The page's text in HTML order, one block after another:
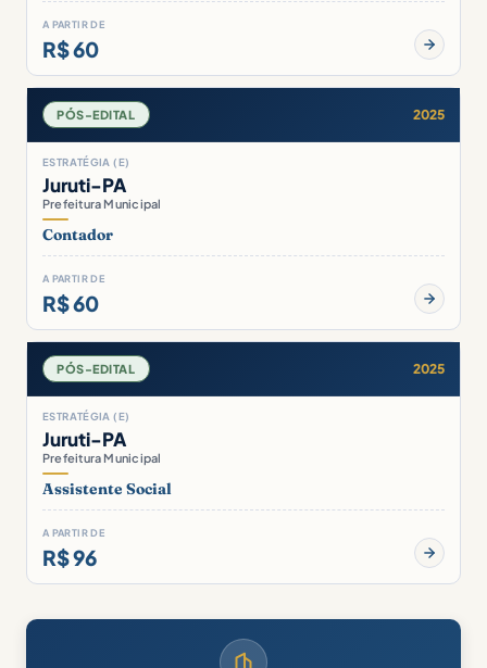
A PARTIR DE
R$ 60
PÓS-EDITAL 2025
ESTRATÉGIA (E)
Juruti-PA
Prefeitura Municipal
Contador
A PARTIR DE
R$ 60
PÓS-EDITAL 2025
ESTRATÉGIA (E)
Juruti-PA
Prefeitura Municipal
Assistente Social
A PARTIR DE
R$ 96